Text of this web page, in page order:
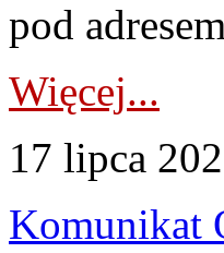
pod
Więcej...
17 lipca
Komunikat